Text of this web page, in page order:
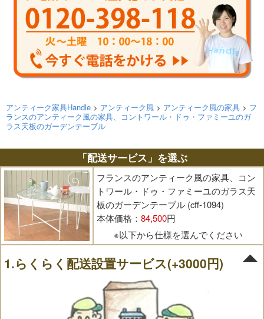
アンティーク家具Handle > アンティーク風 > アンティーク風の家具 > フ
ランスのアンティーク風の家具、コントワール・ドゥ・ファミーユのガ
ラス天板のガーデンテーブル
「配送サービス」を選ぶ
フランスのアンティーク風の家具、コン
トワール・ドゥ・ファミーユのガラス天
板のガーデンテーブル (cff-1094)
本体価格： 84,500円
※以下から仕様を選んでください
1.らくらく配送設置サービス(+3000円)